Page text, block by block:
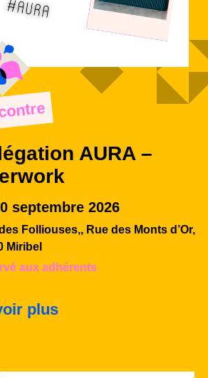
AURA –
septembre 2026
Folliouses,, Rue des Monts d’Or,
Miribel
aux adhérents
plus